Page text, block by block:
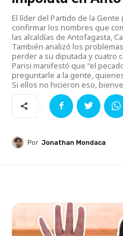
El líder del Partido de la Gente
confirmar los nombres que
las alcaldías de Antofagasta,
También analizó los
perder a su diputada y cuatro
Parisi manifestó que “el
preguntarle a la gente,
Si ellos no hicieron eso,
Por Jonathan Mondaca